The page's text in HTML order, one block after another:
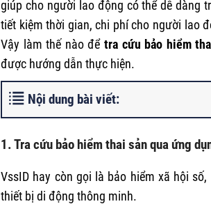
giúp cho người lao động có thể dễ dàng
tiết kiệm thời gian, chi phí cho người lao
Vậy làm thế nào đểtra cứu bảo hiểm
được hướng dẫn thực hiện.
Nội dung bài viết:
1. Tra cứu bảo hiểm thai sản qua ứng
VssID hay còn gọi là bảo hiểm xã hội
thiết bị di động thông minh.